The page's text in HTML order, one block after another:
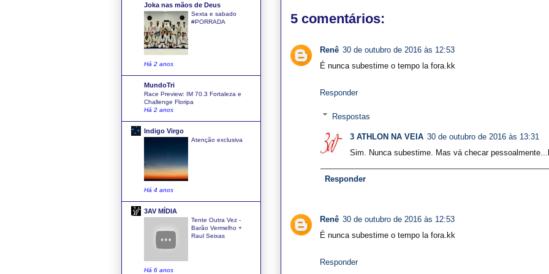
5 comentários:
Renê 30 de outubro de 2016 às 12:53
É nunca subestime o tempo la fora.kk
Responder
Respostas
3 ATHLON NA VEIA 30 de outubro de 2016 às 13:31
Sim. Nunca subestime. Mas vá checar
Responder
Renê 30 de outubro de 2016 às 12:53
É nunca subestime o tempo la fora.kk
Responder
Joka nas mãos de Deus
Sexta e sabado
#PORRADA
Há 2 anos
MundoTri
Race Preview: IM 70.3 Fortaleza e
Challenge Floripa
Há 2 anos
Indigo Virgo
Atenção exclusiva
Há 4 anos
3AV MÍDIA
Tente Outra Vez -
Barão Vermelho +
Raul Seixas
Há 6 anos